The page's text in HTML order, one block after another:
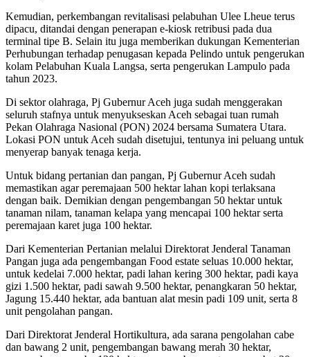
Kemudian, perkembangan revitalisasi pelabuhan Ulee Lheue terus
dipacu, ditandai dengan penerapan e-kiosk retribusi pada dua
terminal tipe B. Selain itu juga memberikan dukungan Kementerian
Perhubungan terhadap penugasan kepada Pelindo untuk pengerukan
kolam Pelabuhan Kuala Langsa, serta pengerukan Lampulo pada
tahun 2023.
Di sektor olahraga, Pj Gubernur Aceh juga sudah menggerakan
seluruh stafnya untuk menyukseskan Aceh sebagai tuan rumah
Pekan Olahraga Nasional (PON) 2024 bersama Sumatera Utara.
Lokasi PON untuk Aceh sudah disetujui, tentunya ini peluang untuk
menyerap banyak tenaga kerja.
Untuk bidang pertanian dan pangan, Pj Gubernur Aceh sudah
memastikan agar peremajaan 500 hektar lahan kopi terlaksana
dengan baik. Demikian dengan pengembangan 50 hektar untuk
tanaman nilam, tanaman kelapa yang mencapai 100 hektar serta
peremajaan karet juga 100 hektar.
Dari Kementerian Pertanian melalui Direktorat Jenderal Tanaman
Pangan juga ada pengembangan Food estate seluas 10.000 hektar,
untuk kedelai 7.000 hektar, padi lahan kering 300 hektar, padi kaya
gizi 1.500 hektar, padi sawah 9.500 hektar, penangkaran 50 hektar,
Jagung 15.440 hektar, ada bantuan alat mesin padi 109 unit, serta 8
unit pengolahan pangan.
Dari Direktorat Jenderal Hortikultura, ada sarana pengolahan cabe
dan bawang 2 unit, pengembangan bawang merah 30 hektar,